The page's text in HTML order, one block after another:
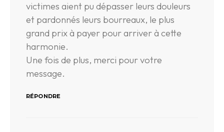
victimes aient pu dépasser leurs douleurs
et pardonnés leurs bourreaux, le plus
grand prix à payer pour arriver à cette
harmonie.
Une fois de plus, merci pour votre
message.
RÉPONDRE